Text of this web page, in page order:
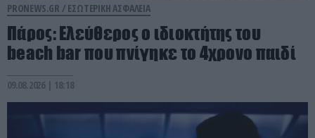
PRONEWS.GR / ΕΣΩΤΕΡΙΚΗ ΑΣΦΑΛΕΙΑ
Πάρος: Ελεύθερος ο ιδιοκτήτης του
beach bar που πνίγηκε το 4χρονο παιδί
09.08.2026 | 18:18